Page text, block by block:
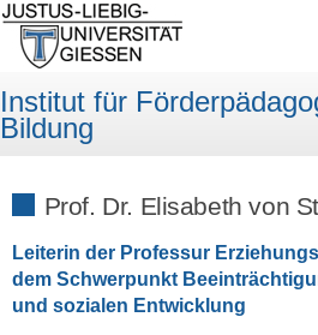
Institut für
Bildung
Prof. Dr. Elisabeth von
Leiterin der Professur
dem Schwerpunkt
und sozialen Entwicklung